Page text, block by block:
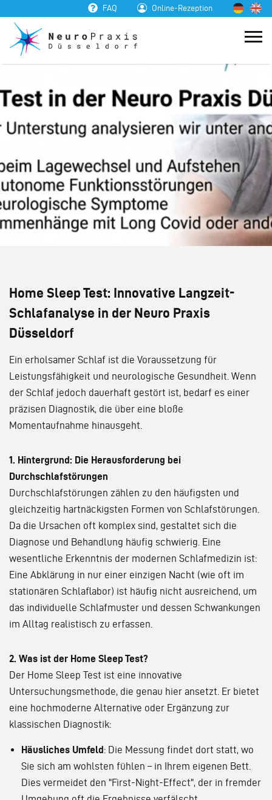
FAQ Online-Rezeption
Home Sleep Test: Innovative Langzeit-
Schlafanalyse in der Neuro Praxis
Düsseldorf
Ein erholsamer Schlaf ist die Voraussetzung für
Leistungsfähigkeit und neurologische Gesundheit. Wenn
der Schlaf jedoch dauerhaft gestört ist, bedarf es einer
präzisen Diagnostik, die über eine bloße
Momentaufnahme hinausgeht.
1. Hintergrund: Die Herausforderung bei
Durchschlafstörungen
Durchschlafstörungen zählen zu den häufigsten und
gleichzeitig hartnäckigsten Formen von Schlafstörungen.
Da die Ursachen oft komplex sind, gestaltet sich die
Diagnose und Behandlung häufig schwierig. Eine
wesentliche Erkenntnis der modernen Schlafmedizin ist:
Eine Abklärung in nur einer einzigen Nacht (wie oft im
stationären Schlaflabor) ist häufig nicht ausreichend, um
das individuelle Schlafmuster und dessen Schwankungen
im Alltag realistisch zu erfassen.
2. Was ist der Home Sleep Test?
Der Home Sleep Test ist eine innovative
Untersuchungsmethode, die genau hier ansetzt. Er bietet
eine hochmoderne Alternative oder Ergänzung zur
klassischen Diagnostik:
Häusliches Umfeld: Die Messung findet dort statt, wo
Sie sich am wohlsten fühlen – in Ihrem eigenen Bett.
Dies vermeidet den "First-Night-Effect", der in fremder